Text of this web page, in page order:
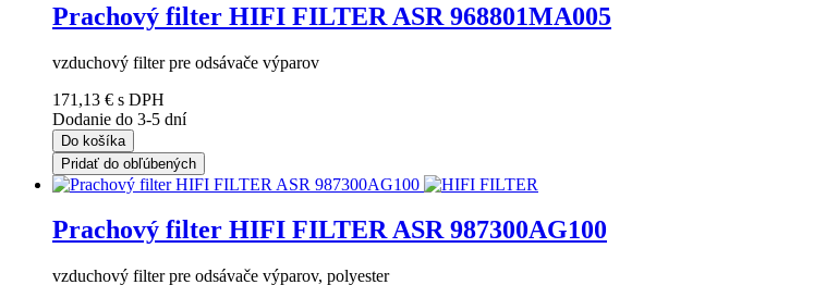
Prachový filter HIFI FILTER ASR 968801MA005
vzduchový filter pre odsávače výparov
171,13 € s DPH
Dodanie do 3-5 dní
Do košíka
Pridať do obľúbených
Prachový filter HIFI FILTER ASR 987300AG100
vzduchový filter pre odsávače výparov, polyester